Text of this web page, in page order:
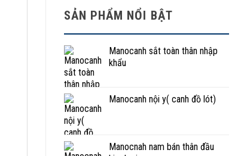
SẢN PHẨM NỔI BẬT
Manocanh sắt toàn thân nhập
khẩu
Manocanh nội y( canh đồ lót)
Manocnah nam bán thân đầu